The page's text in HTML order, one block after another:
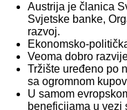
Austrija je članica
Svjetske banke,
razvoj.
Ekonomsko-
Veoma dobro
Tržište uređeno po
sa ogromnom
U samom
beneficijama u vezi